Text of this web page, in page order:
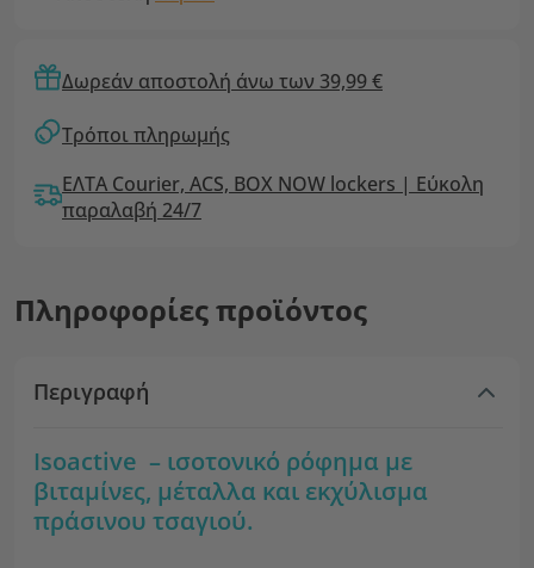
Δωρεάν αποστολή άνω των 39,99 €
Τρόποι πληρωμής
ΕΛΤΑ Courier, ACS, BOX NOW lockers | Εύκολη
παραλαβή 24/7
Πληροφορίες προϊόντος
Περιγραφή
Isoactive – ισοτονικό ρόφημα με
βιταμίνες, μέταλλα και εκχύλισμα
πράσινου τσαγιού.